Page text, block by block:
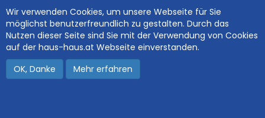
Wir verwenden Cookies, um unsere Webseite für Sie
möglichst benutzerfreundlich zu gestalten. Durch das
Nutzen dieser Seite sind Sie mit der Verwendung von Cookies
auf der haus-haus.at Webseite einverstanden.
OK, Danke
Mehr erfahren